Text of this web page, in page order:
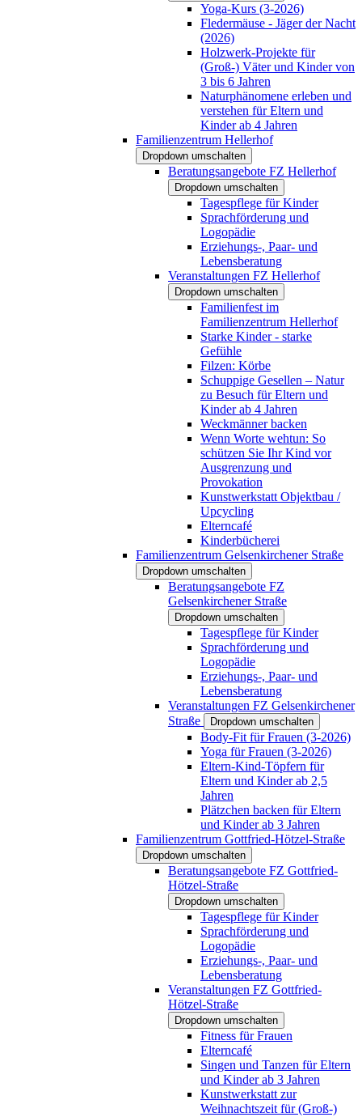
Yoga-Kurs (3-2026)
Fledermäuse - Jäger der Nacht
(2026)
Holzwerk-Projekte für
(Groß-) Väter und Kinder von
3 bis 6 Jahren
Naturphänomene erleben und
verstehen für Eltern und
Kinder ab 4 Jahren
Familienzentrum Hellerhof
Dropdown umschalten
Beratungsangebote FZ Hellerhof
Dropdown umschalten
Tagespflege für Kinder
Sprachförderung und
Logopädie
Erziehungs-, Paar- und
Lebensberatung
Veranstaltungen FZ Hellerhof
Dropdown umschalten
Familienfest im
Familienzentrum Hellerhof
Starke Kinder - starke
Gefühle
Filzen: Körbe
Schuppige Gesellen – Natur
zu Besuch für Eltern und
Kinder ab 4 Jahren
Weckmänner backen
Wenn Worte wehtun: So
schützen Sie Ihr Kind vor
Ausgrenzung und
Provokation
Kunstwerkstatt Objektbau /
Upcycling
Elterncafé
Kinderbücherei
Familienzentrum Gelsenkirchener Straße
Dropdown umschalten
Beratungsangebote FZ
Gelsenkirchener Straße
Dropdown umschalten
Tagespflege für Kinder
Sprachförderung und
Logopädie
Erziehungs-, Paar- und
Lebensberatung
Veranstaltungen FZ Gelsenkirchener
Straße
Dropdown umschalten
Body-Fit für Frauen (3-2026)
Yoga für Frauen (3-2026)
Eltern-Kind-Töpfern für
Eltern und Kinder ab 2,5
Jahren
Plätzchen backen für Eltern
und Kinder ab 3 Jahren
Familienzentrum Gottfried-Hötzel-Straße
Dropdown umschalten
Beratungsangebote FZ Gottfried-
Hötzel-Straße
Dropdown umschalten
Tagespflege für Kinder
Sprachförderung und
Logopädie
Erziehungs-, Paar- und
Lebensberatung
Veranstaltungen FZ Gottfried-
Hötzel-Straße
Dropdown umschalten
Fitness für Frauen
Elterncafé
Singen und Tanzen für Eltern
und Kinder ab 3 Jahren
Kunstwerkstatt zur
Weihnachtszeit für (Groß-)